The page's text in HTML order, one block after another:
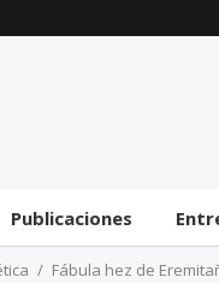
Publicaciones
Fábula hez de